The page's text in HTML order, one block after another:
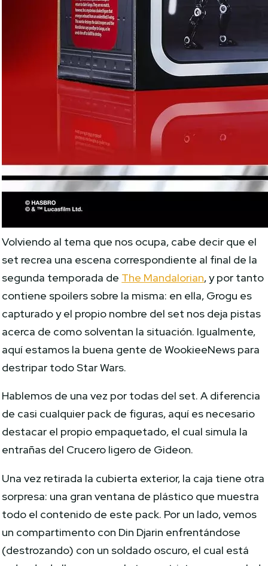
Volviendo al tema que nos ocupa, cabe decir que el
set recrea una escena correspondiente al final de la
segunda temporada de The Mandalorian, y por tanto
contiene spoilers sobre la misma: en ella, Grogu es
capturado y el propio nombre del set nos deja pistas
acerca de como solventan la situación. Igualmente,
aquí estamos la buena gente de WookieeNews para
destripar todo Star Wars.
Hablemos de una vez por todas del set. A diferencia
de casi cualquier pack de figuras, aquí es necesario
destacar el propio empaquetado, el cual simula la
entrañas del Crucero ligero de Gideon.
Una vez retirada la cubierta exterior, la caja tiene otra
sorpresa: una gran ventana de plástico que muestra
todo el contenido de este pack. Por un lado, vemos
un compartimento con Din Djarin enfrentándose
(destrozando) con un soldado oscuro, el cual está